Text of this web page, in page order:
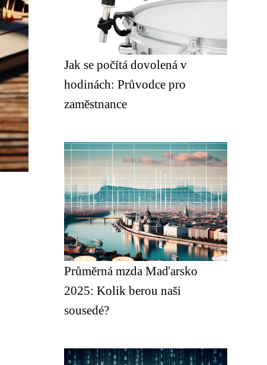
Jak se počítá dovolená v
hodinách: Průvodce pro
zaměstnance
Průměrná mzda Maďarsko
2025: Kolik berou naši
sousedé?